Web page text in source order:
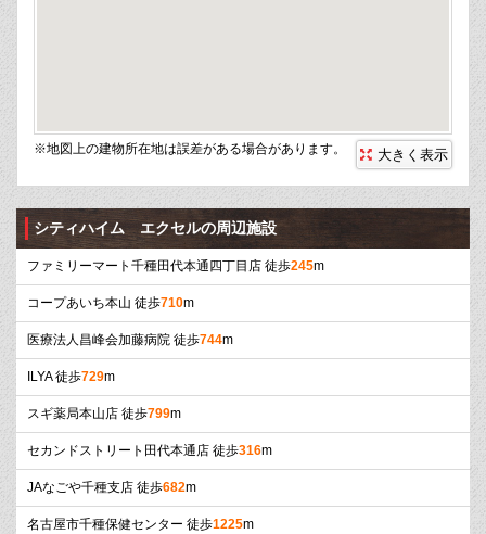
※地図上の建物所在地は誤差がある場合があります。 大きく表示
シティハイム エクセルの周辺施設
ファミリーマート千種田代本通四丁目店 徒歩245m
コープあいち本山 徒歩710m
医療法人昌峰会加藤病院 徒歩744m
ILYA 徒歩729m
スギ薬局本山店 徒歩799m
セカンドストリート田代本通店 徒歩316m
JAなごや千種支店 徒歩682m
名古屋市千種保健センター 徒歩1225m